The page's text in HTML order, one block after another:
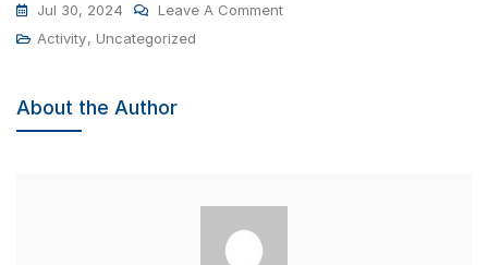
Jul 30, 2024
Leave A Comment
Activity, Uncategorized
About the Author